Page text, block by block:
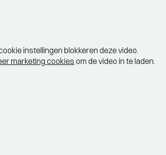
instellingen blokkeren deze video.
marketing cookies om de video in te laden.